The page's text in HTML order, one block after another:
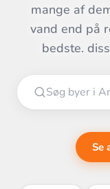
mange af
vand end på
bedste.
Se